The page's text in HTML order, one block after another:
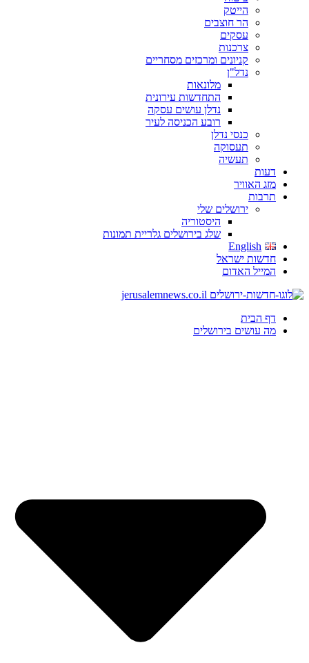
הייטק
הר חוצבים
עסקים
צרכנות
קניונים ומרכזים מסחריים
נדל"ן
מלונאות
התחדשות עירונית
נדלן עושים עסקה
רובע הכניסה לעיר
כנסי נדלן
תעסוקה
תעשיה
דעות
מזג האוויר
תרבות
ירושלים שלי
היסטוריה
שלג בירושלים גלריית תמונות
English
חדשות ישראל
המייל האדום
דף הבית
מה עושים בירושלים